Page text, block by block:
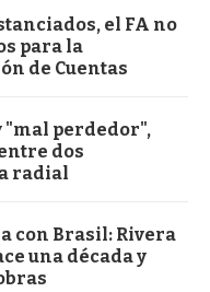
el FA no
para la
de Cuentas
"mal perdedor",
dos
radial
con Brasil: Rivera
una década y